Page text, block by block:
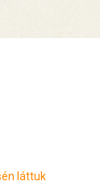
láttuk